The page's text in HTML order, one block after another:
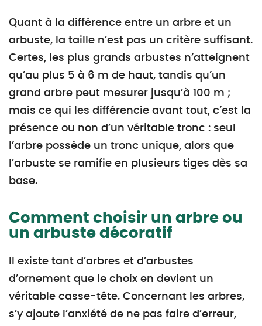
Quant à la différence entre un arbre et un
arbuste, la taille n’est pas un critère suffisant.
Certes, les plus grands arbustes n’atteignent
qu’au plus 5 à 6 m de haut, tandis qu’un
grand arbre peut mesurer jusqu’à 100 m ;
mais ce qui les différencie avant tout, c’est la
présence ou non d’un véritable tronc : seul
l’arbre possède un tronc unique, alors que
l’arbuste se ramifie en plusieurs tiges dès sa
base.
Comment choisir un arbre ou
un arbuste décoratif
Il existe tant d’arbres et d’arbustes
d’ornement que le choix en devient un
véritable casse-tête. Concernant les arbres,
s’y ajoute l’anxiété de ne pas faire d’erreur,